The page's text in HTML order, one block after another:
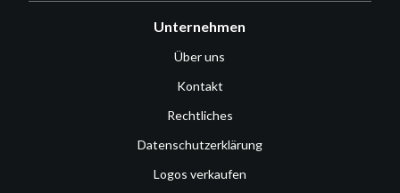
Unternehmen
Über uns
Kontakt
Rechtliches
Datenschutzerklärung
Logos verkaufen